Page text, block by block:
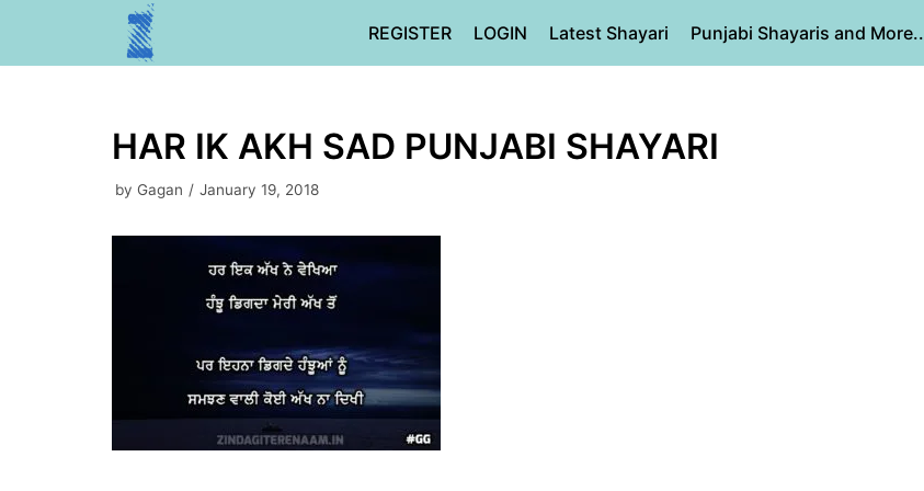
REGISTER LOGIN Latest Shayari Punjabi Shayaris and More..
HAR IK AKH SAD PUNJABI SHAYARI
by Gagan January 19, 2018